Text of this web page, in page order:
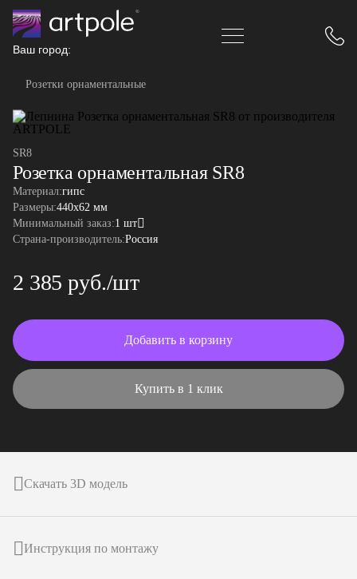
Ваш город:
Розетки орнаментальные
SR8
Розетка орнаментальная SR8
Материал:гипс
Размеры:440x62 мм
Минимальный заказ:1 шт
Страна-производитель:Россия
2 385 руб./шт
Добавить в корзину
Купить в 1 клик
Скачать 3D модель
Инструкция по монтажу